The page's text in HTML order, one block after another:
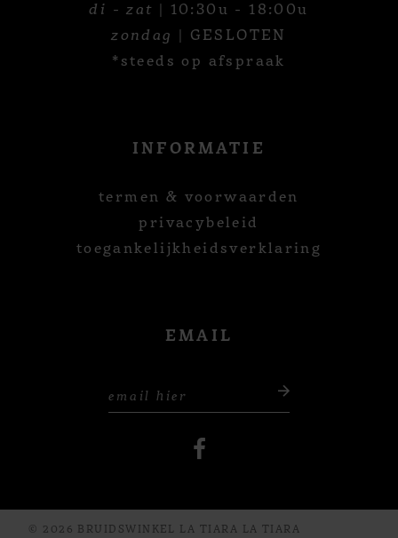
di - zat | 10:30u - 18:00u
zondag | GESLOTEN
*steeds op afspraak
INFORMATIE
termen & voorwaarden
privacybeleid
toegankelijkheidsverklaring
EMAIL
© 2026 BRUIDSWINKEL LA TIARA LA TIARA